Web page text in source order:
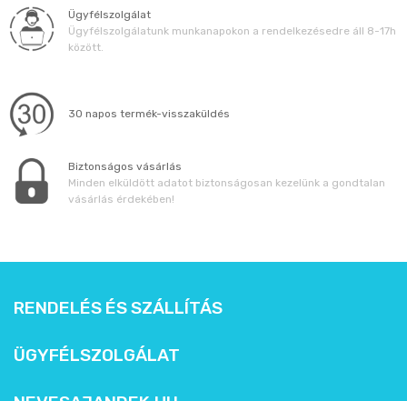
Ügyfélszolgálat
Ügyfélszolgálatunk munkanapokon a rendelkezésedre áll 8-17h
között.
30 napos termék-visszaküldés
Biztonságos vásárlás
Minden elküldött adatot biztonságosan kezelünk a gondtalan
vásárlás érdekében!
RENDELÉS ÉS SZÁLLÍTÁS
ÜGYFÉLSZOLGÁLAT